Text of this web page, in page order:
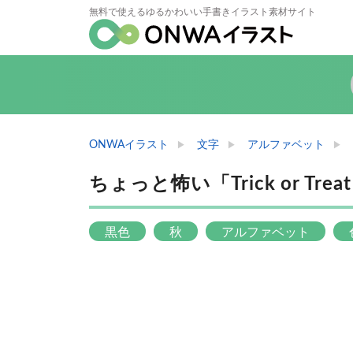
無料で使えるゆるかわいい手書きイラスト素材サイト
ONWAイラスト 文字 アルファベット
ちょっと怖い「Trick or
黒色 秋 アルファベット